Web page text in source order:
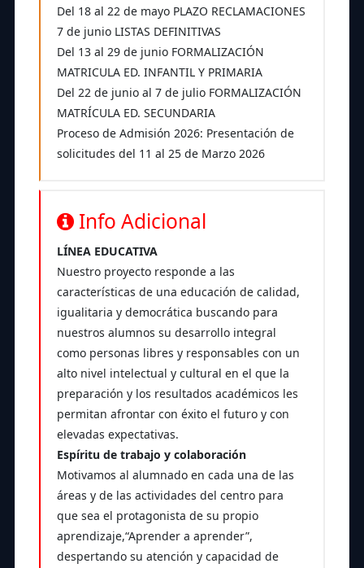
Del 18 al 22 de mayo PLAZO RECLAMACIONES
7 de junio LISTAS DEFINITIVAS
Del 13 al 29 de junio FORMALIZACIÓN
MATRICULA ED. INFANTIL Y PRIMARIA
Del 22 de junio al 7 de julio FORMALIZACIÓN
MATRÍCULA ED. SECUNDARIA
Proceso de Admisión 2026: Presentación de
solicitudes del 11 al 25 de Marzo 2026
Info Adicional
LÍNEA EDUCATIVA
Nuestro proyecto responde a las
características de una educación de calidad,
igualitaria y democrática buscando para
nuestros alumnos su desarrollo integral
como personas libres y responsables con un
alto nivel intelectual y cultural en el que la
preparación y los resultados académicos les
permitan afrontar con éxito el futuro y con
elevadas expectativas.
Espíritu de trabajo y colaboración
Motivamos al alumnado en cada una de las
áreas y de las actividades del centro para
que sea el protagonista de su propio
aprendizaje,“Aprender a aprender”,
despertando su atención y capacidad de